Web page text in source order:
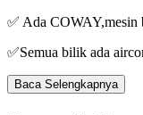
✅ Ada COWAY,mesin
✅Semua bilik ada
Baca Selengkapnya